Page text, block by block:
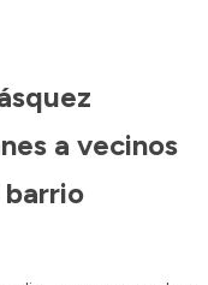
a vecinos
barrio